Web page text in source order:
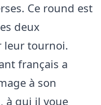
Ce round est
deux
leur tournoi.
français a
à son
à qui il voue